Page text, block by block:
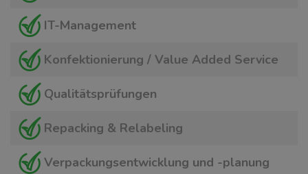
IT-Management
Konfektionierung / Value Added Service
Qualitätsprüfungen
Repacking & Relabeling
Verpackungsentwicklung und -planung